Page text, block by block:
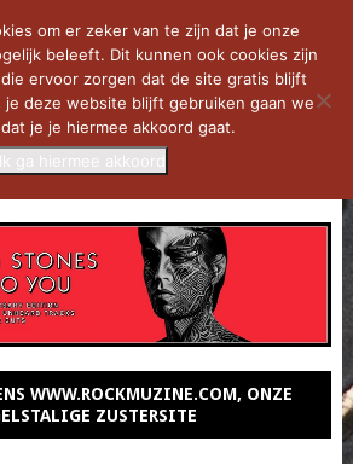
WWW.ROCKMUZINE.COM, ONZE
ZUSTERSITE
om er zeker van te zijn dat je onze
beleeft. Dit kunnen ook cookies zijn
ervoor zorgen dat de site gratis blijft
je deze website blijft gebruiken gaan we
je je hiermee akkoord gaat.
Ik ga hiermee akkoord